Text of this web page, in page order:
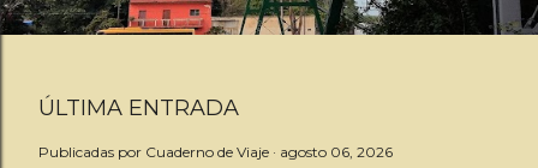
E
ÚLTIMA ENTRADA
Publicadas por Cuaderno de Viaje agosto 06, 2026